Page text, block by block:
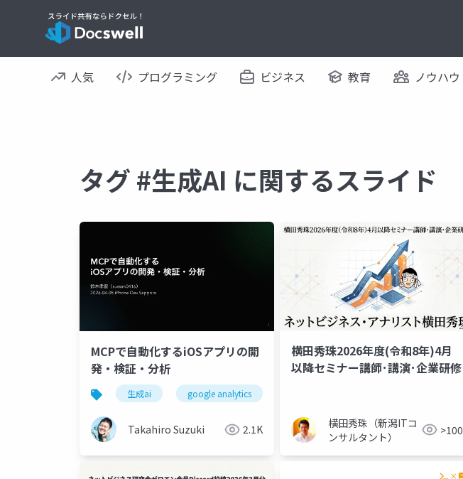
人気 プログラミング ビジネス 教育 ノウハウ
タグ #生成AI に関するスライド
MCPで自動化するiOSアプリの開
発・検証・分析
生成ai google analytics
Takahiro Suzuki 2.1K
横田秀珠2026年度(令和8年)4月
以降セミナー講師･講演･企業研修
横田秀珠（新潟ITコ
ンサルタント）
>100